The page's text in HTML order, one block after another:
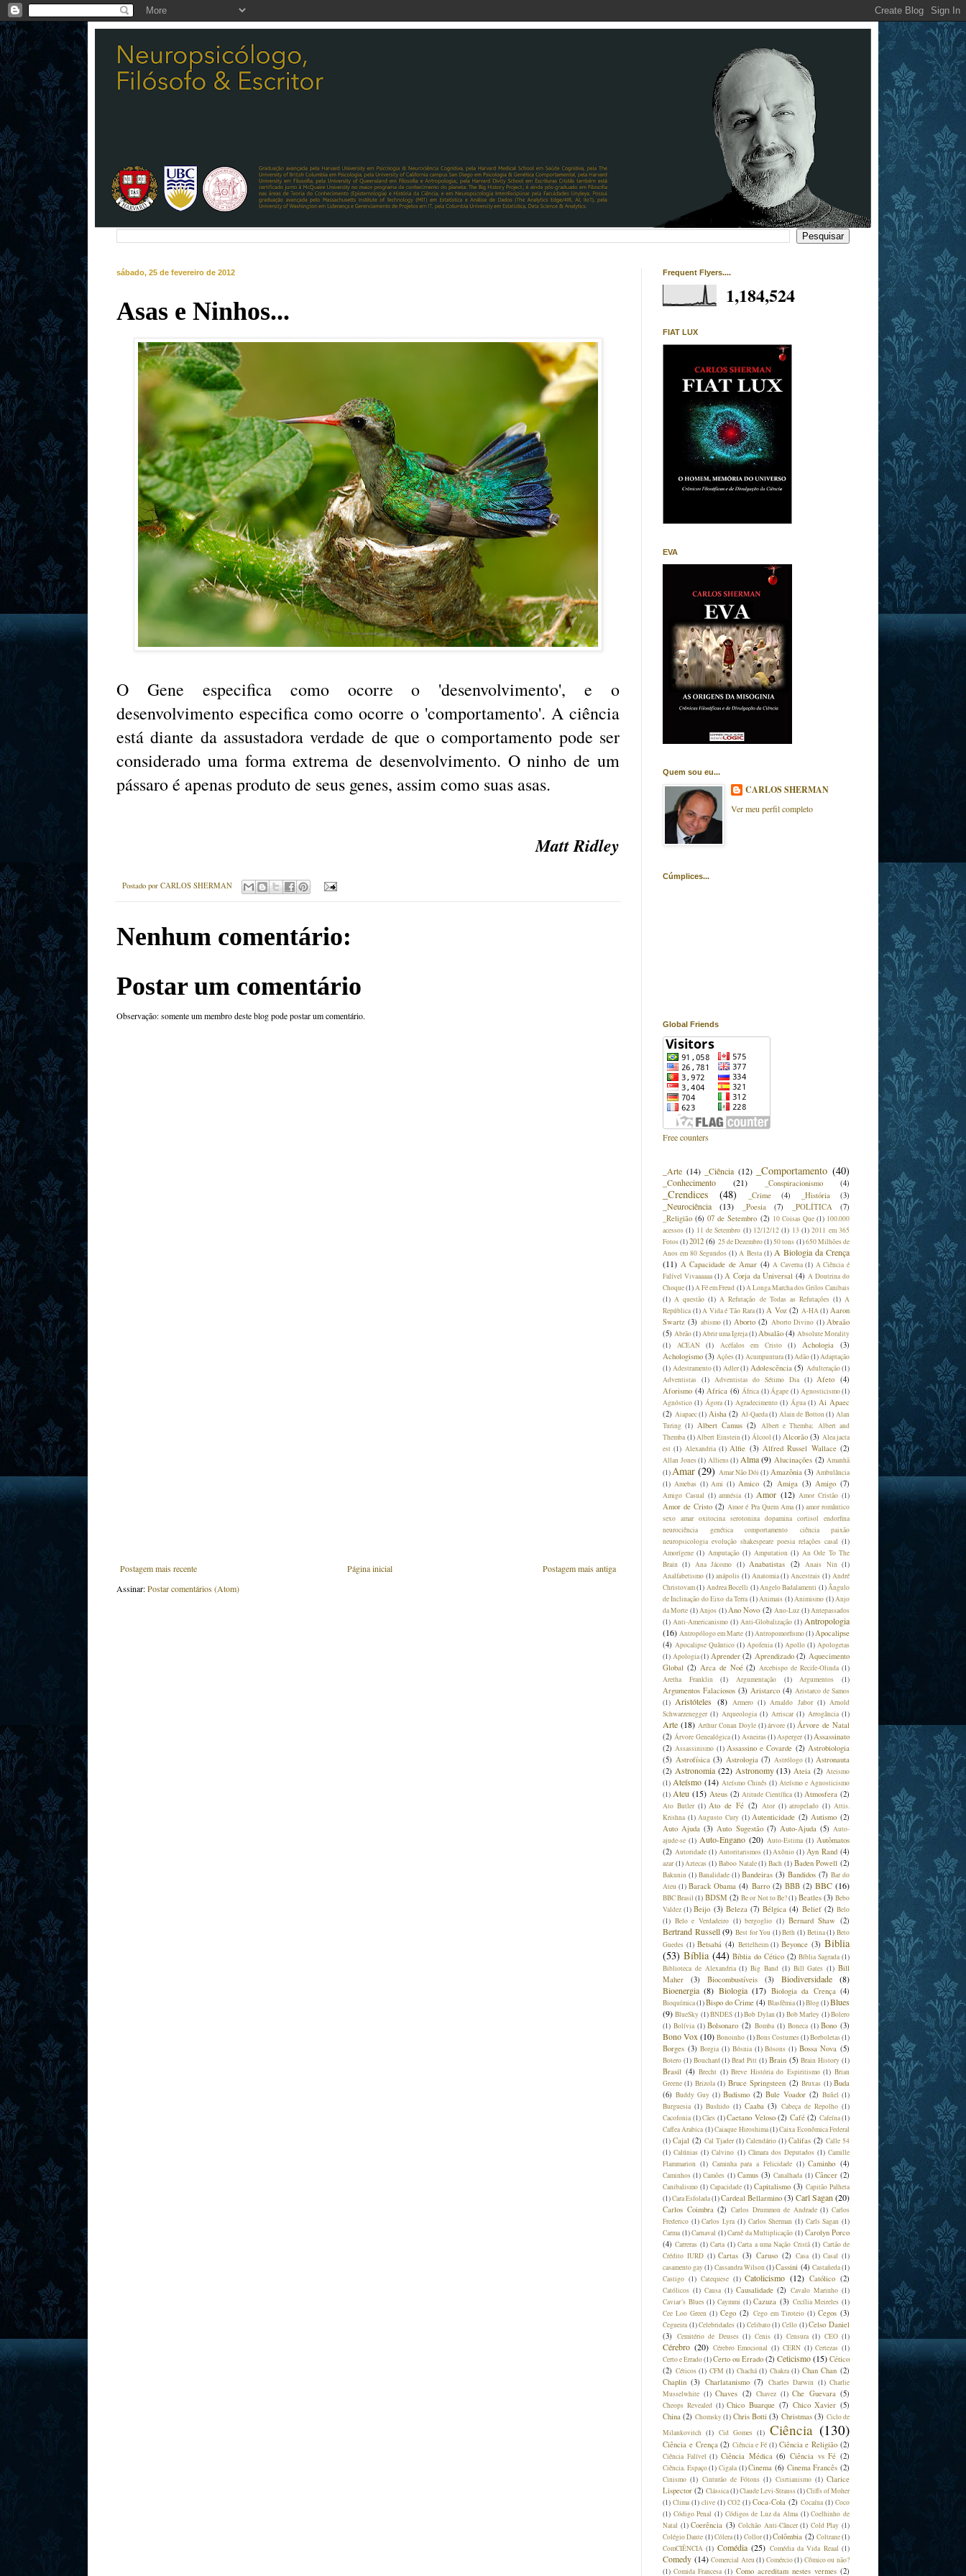
sábado, 25 de fevereiro de 2012
Asas e Ninhos...
O Gene especifica como ocorre o 'desenvolvimento', e o
desenvolvimento especifica como ocorre o 'comportamento'. A ciência
está diante da assustadora verdade de que o comportamento pode ser
considerado uma forma extrema de desenvolvimento. O ninho de um
pássaro é apenas produto de seus genes, assim como suas asas.
Matt Ridley
Postado por CARLOS SHERMAN
Nenhum comentário:
Postar um comentário
Observação: somente um membro deste blog pode postar um comentário.
Postagem mais recente Postagem mais antiga
Página inicial
Assinar:Postar comentários (Atom)
Frequent Flyers....
1,184,524
FIAT LUX
EVA
Quem sou eu...
CARLOS SHERMAN
Ver meu perfil completo
Cúmplices...
Global Friends
Free counters
_Arte (14) _Ciência (12) _Comportamento (40)
_Conhecimento (21) _Conspiracionismo (4)
_Crendices (48) _Crime (4) _História (3)
_Neurociência (13) _Poesia (7) _POLÍTICA
(7)
_Religião (6) 07 de Setembro (2) 10 Coisas Que (1) 100.000
acessos (1) 11 de Setembro (1) 12/12/12 (1) 13 (1) 2011 em 365
Fotos(1)2012 (6) 25 de Dezembro(1)50 tons (1)650 Milhões de
Anos em 80 Segundos (1) A Besta (1) A Biologia da Crença
(11) A Capacidade de Amar (4) A Caverna (1) A Ciência é
Falível Vivaaaaaa (1) A Corja da Universal (4) A Doutrina do
Choque(1)A Fé em Freud (1)A Longa Marcha dos Grilos Canibais
(1) A questão (1) A Refutação de Todas as Refutações (1) A
República (1) A Vida é Tão Rara (1) A Voz (2) A-HA (1) Aaron
Swartz (3) abismo (1) Aborto (2) Aborto Divino (1) Abraão
(5) Abrão(1)Abrir uma Igreja(1)Absalão (4) Absolute Morality
(1)
ACEAN (1) Acéfalos em Cristo (1) Achologia
(3)
Achologismo (3) Ações(1) Acumpuntura(1)Adão(1)Adaptação
(1) Adestramento(1) Adler(1) Adolescência (5) Adulteração(1)
Adventistas (1) Adventistas do Sétimo Dia (1) Afeto (4)
Aforismo (4) Africa (6) África (1)Ágape (1) Agnosticismo(1)
Agnóstico (1) Ágora (1) Agradecimento (1) Água (1) Ai Apaec
(2) Aiapaec(1) Aisha (2) Al-Qaeda(1) Alain de Botton(1) Alan
Turing (1) Albert Camus (2)
Albert e Themba; Albert and
Themba (1)Albert Einstein(1) Álcool (1) Alcorão (3) Alea jacta
est (1) Alexandria (1) Alfie (3) Alfred Russel Wallace (2)
Allan Jones(1) Alliens(1) Alma (9) Alucinações (2) Amanhã
(1)Amar (29) Amar Não Dói (1) Amazônia (3) Ambulância
(1) Amebas (1) Ami (1) Amico (2) Amiga (3) Amigo (7)
Amigo Casual (1) amnésia (1) Amor (12) Amor Cristão (1)
Amor de Cristo (2) Amor é Pra Quem Ama (1) amor romântico
sexo amar oxitocina serotonina dopamina cortisol endorfina
neurociência genética comportamento ciência paixão
neuropsicologia evolução shakespeare poesia relações casal (1)
Amorígene (1) Amputação (1) Amputation (1) An Ode To The
Brain (1) Ana Jácomo (1) Anabatistas (2) Anais Nin (1)
Analfabetismo (1) anápolis (1) Anatomia (1) Ancestrais (1) André
Christovam(1) Andrea Bocelli (1)Angelo Badalamenti (1)Ângulo
de Inclinação do Eixo da Terra (1)Animais (1)Animismo (1)Anjo
da Morte (1)Anjos (1)Ano Novo (2) Ano-Luz (1)Antepassados
(1) Anti-Americanismo (1) Anti-Globalização (1) Antropologia
(16) Antropólogo em Marte (1)Antropomorfismo(1)Apocalipse
(4) Apocalipse Quântico (1) Apofenia (1) Apollo (1) Apologetas
(1) Apologia(1) Aprender (2) Aprendizado (2) Aquecimento
Global (2) Arca de Noé (2) Arcebispo de Recife-Olinda (1)
Aretha Franklin
(1) Argumentação (1) Argumentos (1)
Argumentos Falaciosos (3) Aristarco (4) Aristarco de Samos
(1) Aristóteles (8) Armero (1) Arnaldo Jabor (1) Arnold
Schwarzenegger (1) Arqueologia (1) Arriscar (1) Arrogância (1)
Arte (18) Arthur Conan Doyle (1) árvore (1) Árvore de Natal
(2) Árvore Genealógica(1) Asneiras(1)Asperger (1)Assassinato
(2) Assassinismo (1) Assassino e Covarde (2) Astrobiologia
(5) Astrofísica (3) Astrologia (7) Astrólogo (1) Astronauta
(2) Astronomia (22) Astronomy (13) Ateia (2) Ateismo
(1) Ateísmo (14) Ateísmo Chinês (1) Ateísmo e Agnosticismo
(1) Ateu (15) Ateus (2) Atitude Científica (1) Atmosfera (2)
Ato Butler (1) Ato de Fé (2) Ator (1) atropelado (1) Attis.
Krishna (1) Augusto Cury (1) Autenticidade (2) Autismo (2)
Auto Ajuda (3) Auto Sugestão (7) Auto-Ajuda (5) Auto-
ajude-se (1) Auto-Engano (20) Auto-Estima (1) Autômatos
(2) Autoridade (1) Autoritarismos (1) Axônio (1) Ayn Rand (4)
azar (1) Aztecas (1) Baboo Natale (1) Bach (1) Baden Powell (2)
Bakunin (1) Banalidade (1) Bandeiras (3) Bandidos (7) Bar do
Ateu (1) Barack Obama (4) Barro (2) BBB (2) BBC (16)
BBC Brasil (1) BDSM (2) Be or Not to Be?(1) Beatles (3) Bebo
Valdez (1) Beijo (3) Beleza (7) Bélgica (4) Belief (2) Belo
(1) Belo e Verdadeiro (1) bergoglio (1) Bernard Shaw (2)
Bertrand Russell (9) Best for You (1) Beth (1) Betina (1) Beto
Guedes (1) Betsabá (4) Bettelheim (1) Beyonce (3) Biblia
(53) Bíblia (44) Bíblia do Cético (2) Bíblia Sagrada (1)
Biblioteca de Alexandria (1) Big Band (1) Bill Gates (1) Bill
Maher
(3) Biocombustíveis (3) Biodiversidade
(8)
Bioenergia (8) Biologia (17) Biologia da Crença (4)
Bioquímica(1)Bispo do Crime (4) Blasfêmia(1)Blog(1)Blues
(9) BlueSky (1)BNDES (1)Bob Dylan(1) Bob Marley (1)Bolero
(1) Bolívia (1) Bolsonaro (2) Bomba (1) Boneca (1) Bono (3)
Bono Vox (10) Bonoinho (1)Bons Costumes(1)Borboletas(1)
Borges (3) Borgia (1) Bósnia (1) Bósons (1) Bossa Nova (5)
Botero (1) Bouchard (1) Brad Pitt (1) Brain (5) Brain History (1)
Brasil (4) Brecht (1) Breve História do Espiritismo (1) Brian
Greene (1) Brizola (1) Bruce Springsteen (2) Bruxas (1) Buda
(6) Buddy Guy (1) Budismo (2) Bule Voador (2) Buñel (1)
Burguesia (1) Bushido (1) Caaba (3) Cabeça de Repolho (1)
Cacofonia (1)Cães (1)Caetano Veloso (2) Café (2) Cafeína(1)
Caffea Arabica (1)Caiaque Hiroshima(1)Caixa Econômica Federal
(1) Cajal (2) Cal Tjader (1) Calendário (1) Califas (2) Calle 54
(1) Calúnias (1) Calvino (1) Câmara dos Deputados (1) Camille
Flammarion (1) Caminha para a Felicidade (1) Caminho (4)
Caminhos (1) Camões (1) Camus (3) Canalhada (1) Câncer (2)
Canibalismo (1) Capacidade (1) Capitalismo (3) Capitão Palheta
(1)Cara Esfolada(1)Cardeal Bellarmino (3) Carl Sagan (20)
Carlos Coimbra (2) Carlos Drummon de Andrade (1) Carlos
Frederico (1) Carlos Lyra (1) Carlos Sherman (1) Carls Sagan (1)
Carma (1)Carnaval (1)Carnê da Multiplicação (1) Carolyn Porco
(4) Carreras (1) Carta (1) Carta a uma Nação Cristã (1) Cartão de
Crédito IURD (1) Cartas (3) Caruso (2) Casa (1) Casal (1)
casamento gay(1) Cassandra Wilson(1)Cassini (4) Castañeda(1)
Castigo (1) Catequese (1) Catolicismo (12) Católico (2)
Católicos (1) Causa (1) Causalidade (2) Cavalo Marinho (1)
Caviar´s Blues (1) Caymmi (1) Cazuza (3) Cecília Meireles (1)
Cee Loo Green (1) Cego (2) Cego em Tiroteio (1) Cegos (3)
Cegueira (1) Celebridades (1) Celibato (1) Cello (1) Celso Daniel
(3)
Cemitério de Deuses (1) Cenis (1) Censura (1) CEO (1)
Cérebro (20) Cérebro Emocional (1) CERN (1) Certezas (1)
Certo e Errado(1)Certo ou Errado (2) Ceticismo(15) Cético
(2) Céticos (1) CFM (1) Chachá (1) Chakra (1) Chan Chan (2)
Chaplin (3) Charlatanismo (7) Charles Darwin (1) Charlie
Musselwhite (1) Chaves (2) Chavez (1) Che Guevara (5)
Cheops Revealed (1) Chico Buarque (7) Chico Xavier (5)
China (2) Chomsky(1) Chris Botti (3) Christmas (3) Ciclo de
Milankovitch (1) Cid Gomes (1) Ciência (130)
Ciência e Crença (2) Ciência e Fé (1) Ciência e Religião (2)
Ciência Falível (1) Ciência Médica (6) Ciência vs Fé (2)
Ciência. Espaço (1) Cigala (1) Cinema (6) Cinema Francês (2)
Cinismo (1) Cinturão de Fótons (1) Cisrtianismo (1) Clarice
Lispector (2) Clássica(1)Claude Levi-Strauss(1)Cliffs of Moher
(1) Clima (1) clive (1) CO2 (1) Coca-Cola (2) Cocaína (1) Coco
(1) Código Penal (1) Códigos de Luz da Alma (1) Coelhinho de
Natal (1) Coerência (3) Colchão Anti-Câncer (1) Cold Play (1)
Colégio Dante (1)Cólera(1) Collor(1)Colômbia (2) Coltrane(1)
ComCIÊNCIA (1) Comédia (25) Comédia da Vida Reaal (1)
Comedy (14) Comercial Ateu(1) Comércio(1) Cômico ou não?
(1) Comida Francesa (1) Como acreditam nestes vermes (2)